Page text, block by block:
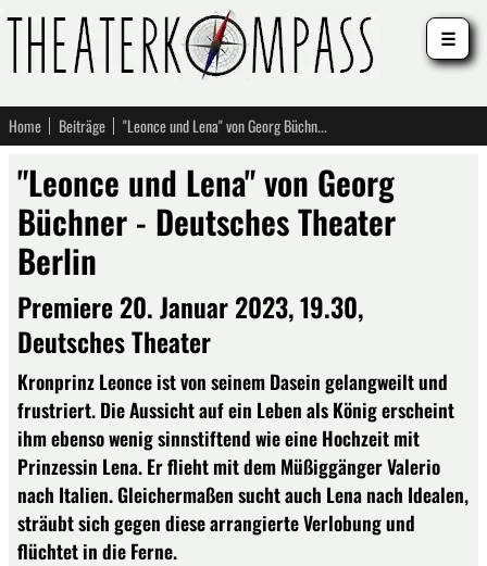
Home Beiträge "Leonce und Lena" von Georg Büchner - Deutsches Theater Berlin
"Leonce und Lena" von Georg
Büchner - Deutsches Theater
Berlin
Premiere 20. Januar 2023, 19.30,
Deutsches Theater
Kronprinz Leonce ist von seinem Dasein gelangweilt und
frustriert. Die Aussicht auf ein Leben als König erscheint
ihm ebenso wenig sinnstiftend wie eine Hochzeit mit
Prinzessin Lena. Er flieht mit dem Müßiggänger Valerio
nach Italien. Gleichermaßen sucht auch Lena nach Idealen,
sträubt sich gegen diese arrangierte Verlobung und
flüchtet in die Ferne.
☰